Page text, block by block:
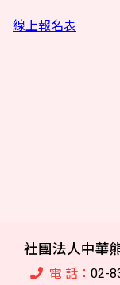
線上報名表
社團法人中華
電 話： 02-